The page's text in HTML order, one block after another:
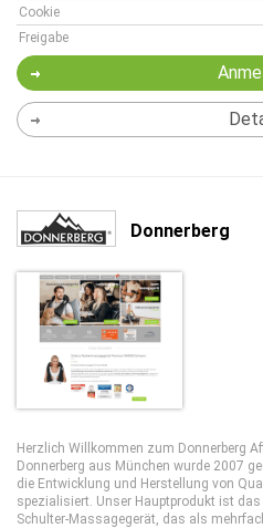
Cookie
Freigabe
Donnerberg
Herzlich Willkommen zum Donnerberg
Donnerberg aus München wurde 2007
die Entwicklung und Herstellung von
spezialisiert. Unser Hauptprodukt ist das
Schulter-Massagegerät, das als